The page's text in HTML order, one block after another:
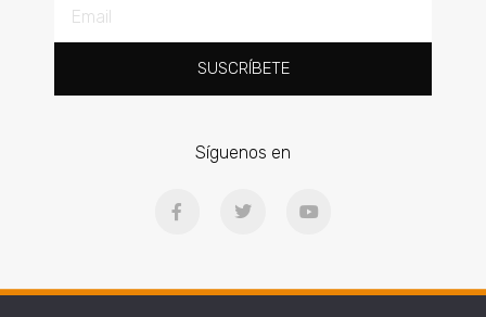
SUSCRÍBETE
Síguenos en